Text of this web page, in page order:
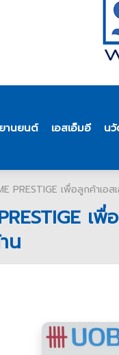
ยานยนต์ เอสเอ็มอี น
PRESTIGE เพื่อลูกค้าเ
น